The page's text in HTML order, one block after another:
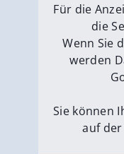
Für die
die
Wenn Sie
werden
Sie können
auf